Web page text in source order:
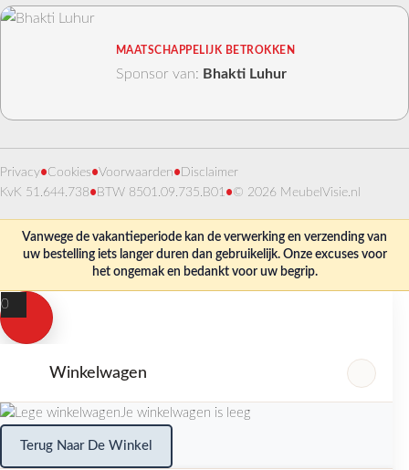
MAATSCHAPPELIJK BETROKKEN
Sponsor van: Bhakti Luhur
Privacy•Cookies•Voorwaarden• Disclaimer
KvK 51.644.738• BTW 8501.09.735.B01 •© 2026 MeubelVisie.nl
Vanwege de vakantieperiode kan de verwerking en verzending van
uw bestelling iets langer duren dan gebruikelijk. Onze excuses voor
het ongemak en bedankt voor uw begrip.
0
Winkelwagen
Je winkelwagen is leeg
Terug Naar De Winkel